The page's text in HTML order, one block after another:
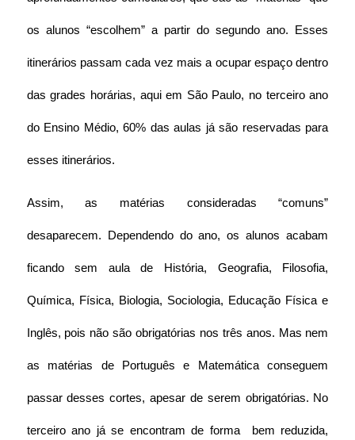
os alunos “escolhem” a partir do segundo ano. Esses
itinerários passam cada vez mais a ocupar espaço dentro
das grades horárias, aqui em São Paulo, no terceiro ano
do Ensino Médio, 60% das aulas já são reservadas para
esses itinerários.
Assim, as matérias consideradas “comuns”
desaparecem. Dependendo do ano, os alunos acabam
ficando sem aula de História, Geografia, Filosofia,
Química, Física, Biologia, Sociologia, Educação Física e
Inglês, pois não são obrigatórias nos três anos. Mas nem
as matérias de Português e Matemática conseguem
passar desses cortes, apesar de serem obrigatórias. No
terceiro ano já se encontram de forma  bem reduzida,